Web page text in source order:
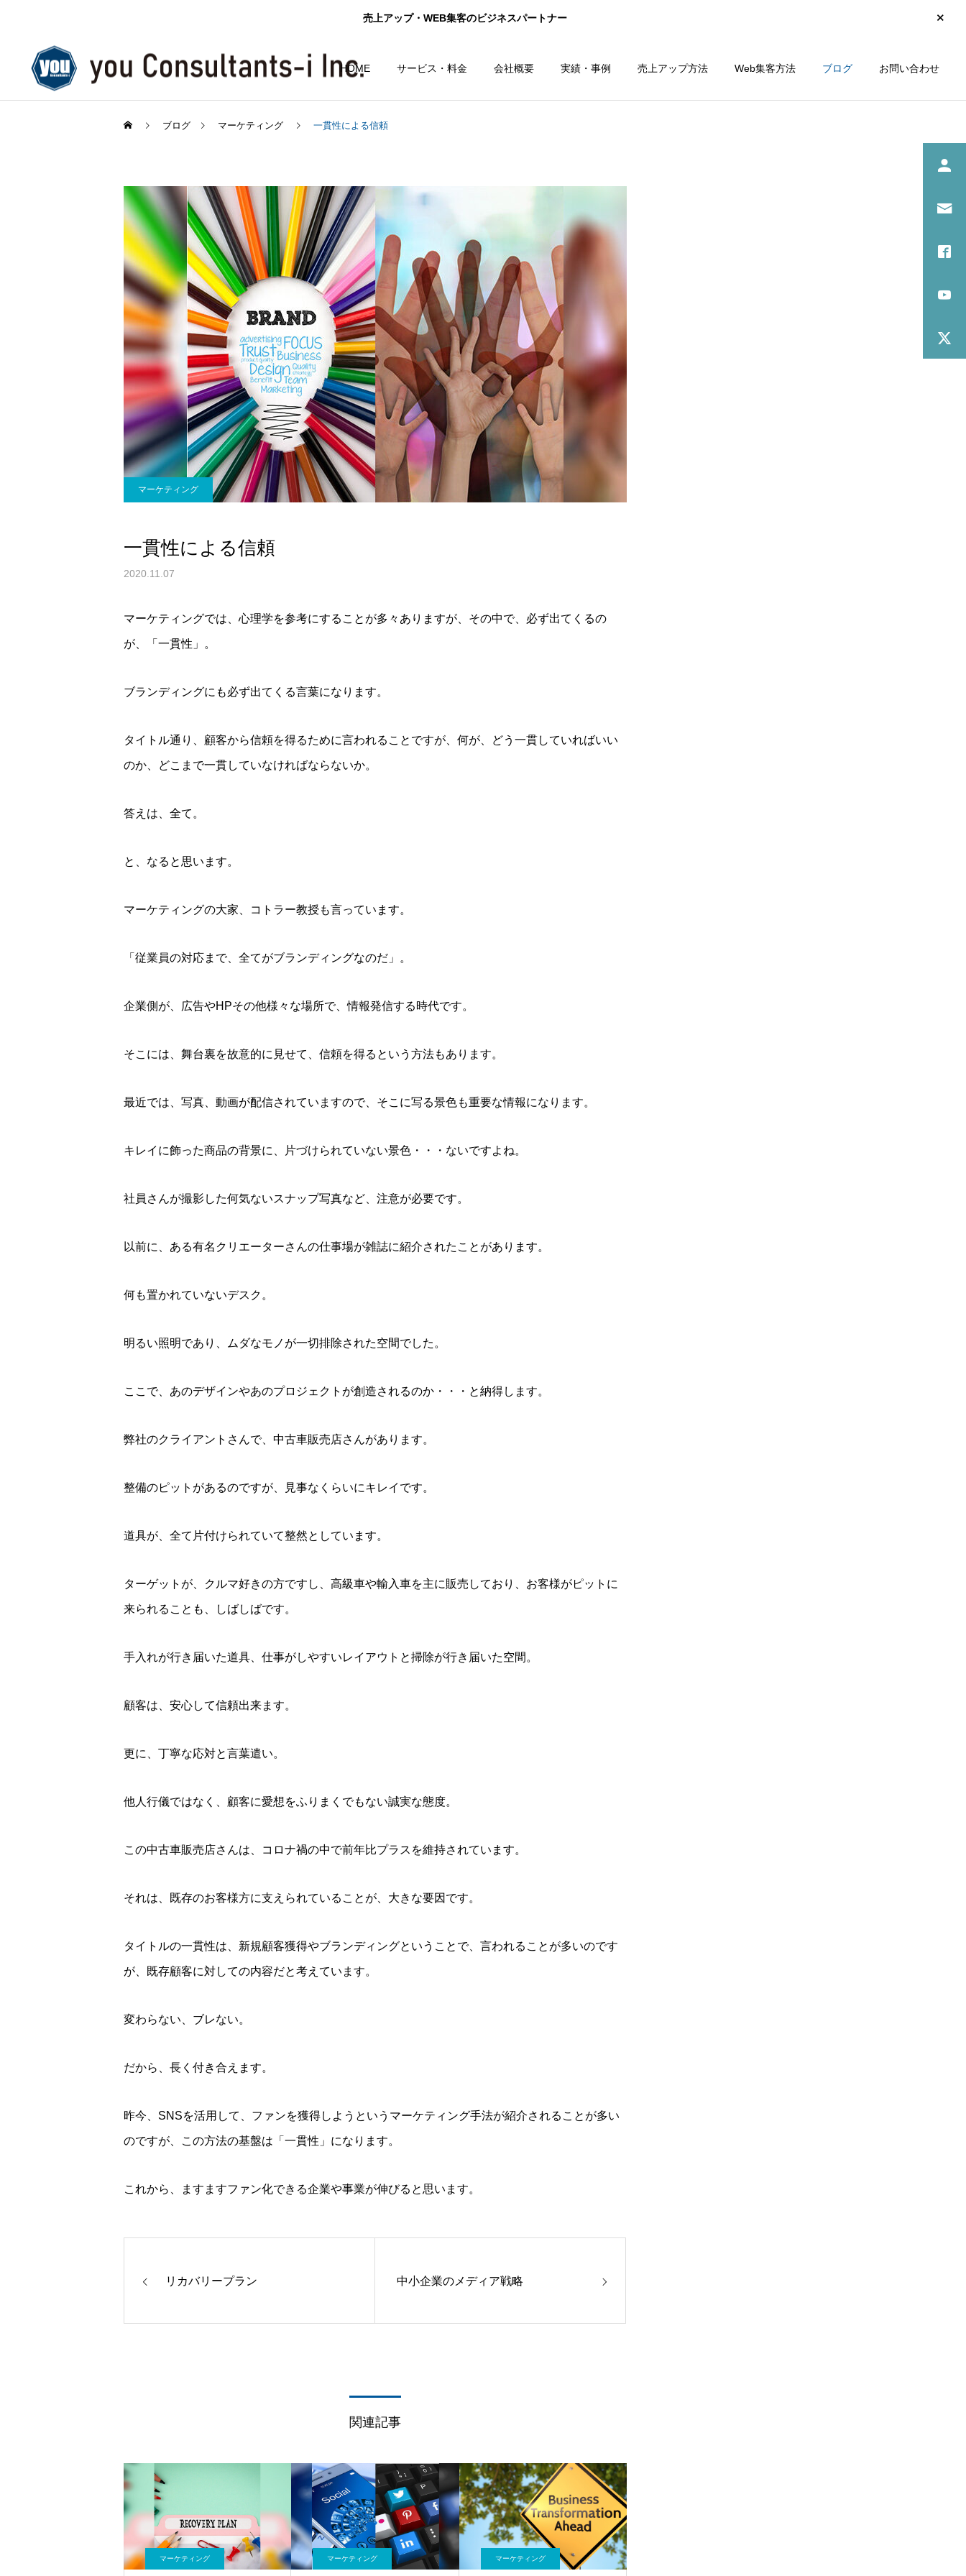
売上アップ・WEB集客のビジネスパートナー
HOME サービス・料金 会社概要 実績・事例 売上アップ方法 Web集客方法 ブログ お問い合わせ
ブログ マーケティング 一貫性による信頼
マーケティング
一貫性による信頼
2020.11.07
マーケティングでは、心理学を参考にすることが多々ありますが、その中で、必ず出てくるの
が、「一貫性」。
ブランディングにも必ず出てくる言葉になります。
タイトル通り、顧客から信頼を得るために言われることですが、何が、どう一貫していればいい
のか、どこまで一貫していなければならないか。
答えは、全て。
と、なると思います。
マーケティングの大家、コトラー教授も言っています。
「従業員の対応まで、全てがブランディングなのだ」。
企業側が、広告やHPその他様々な場所で、情報発信する時代です。
そこには、舞台裏を故意的に見せて、信頼を得るという方法もあります。
最近では、写真、動画が配信されていますので、そこに写る景色も重要な情報になります。
キレイに飾った商品の背景に、片づけられていない景色・・・ないですよね。
社員さんが撮影した何気ないスナップ写真など、注意が必要です。
以前に、ある有名クリエーターさんの仕事場が雑誌に紹介されたことがあります。
何も置かれていないデスク。
明るい照明であり、ムダなモノが一切排除された空間でした。
ここで、あのデザインやあのプロジェクトが創造されるのか・・・と納得します。
弊社のクライアントさんで、中古車販売店さんがあります。
整備のピットがあるのですが、見事なくらいにキレイです。
道具が、全て片付けられていて整然としています。
ターゲットが、クルマ好きの方ですし、高級車や輸入車を主に販売しており、お客様がピットに
来られることも、しばしばです。
手入れが行き届いた道具、仕事がしやすいレイアウトと掃除が行き届いた空間。
顧客は、安心して信頼出来ます。
更に、丁寧な応対と言葉遣い。
他人行儀ではなく、顧客に愛想をふりまくでもない誠実な態度。
この中古車販売店さんは、コロナ禍の中で前年比プラスを維持されています。
それは、既存のお客様方に支えられていることが、大きな要因です。
タイトルの一貫性は、新規顧客獲得やブランディングということで、言われることが多いのです
が、既存顧客に対しての内容だと考えています。
変わらない、ブレない。
だから、長く付き合えます。
昨今、SNSを活用して、ファンを獲得しようというマーケティング手法が紹介されることが多い
のですが、この方法の基盤は「一貫性」になります。
これから、ますますファン化できる企業や事業が伸びると思います。
リカバリープラン 中小企業のメディア戦略
関連記事
マーケティング マーケティング マーケティング